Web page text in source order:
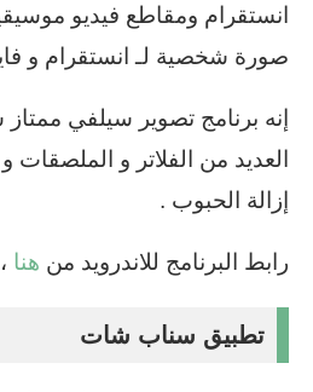
انستقرام ومقاطع فيديو
صورة شخصية لـ انستقرام و
إنه برنامج تصوير سيلفي
العديد من الفلاتر و الملصقات
إزالة الحبوب .
رابط البرنامج للاندرويد من هنا
تطبيق سناب شات